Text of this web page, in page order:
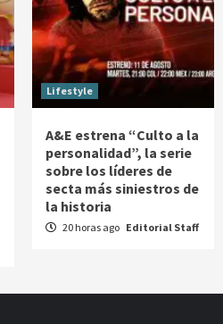
Lifestyle
A&E estrena “Culto a la
personalidad”, la serie
sobre los líderes de
secta más siniestros de
la historia
20 horas ago Editorial Staff